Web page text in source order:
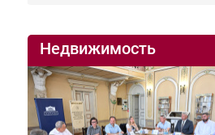
Недвижимость